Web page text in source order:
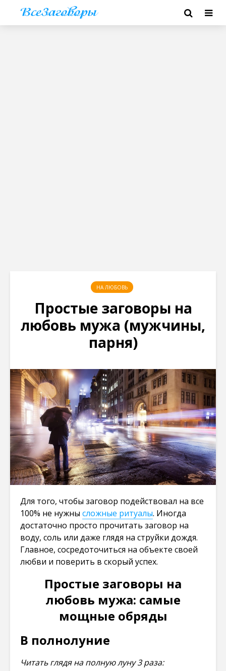
НА ЛЮБОВЬ
Простые заговоры на
любовь мужа (мужчины,
парня)
Для того, чтобы заговор подействовал на все
100% не нужны сложные ритуалы. Иногда
достаточно просто прочитать заговор на
воду, соль или даже глядя на струйки дождя.
Главное, сосредоточиться на объекте своей
любви и поверить в скорый успех.
Простые заговоры на
любовь мужа: самые
мощные обряды
В полнолуние
Читать глядя на полную луну 3 раза: